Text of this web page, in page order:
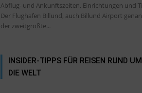
Abflug- und Ankunftszeiten, Einrichtungen und
Der Flughafen Billund, auch Billund Airport
der zweitgrößte...
INSIDER-TIPPS FÜR REISEN RUND UM
DIE WELT